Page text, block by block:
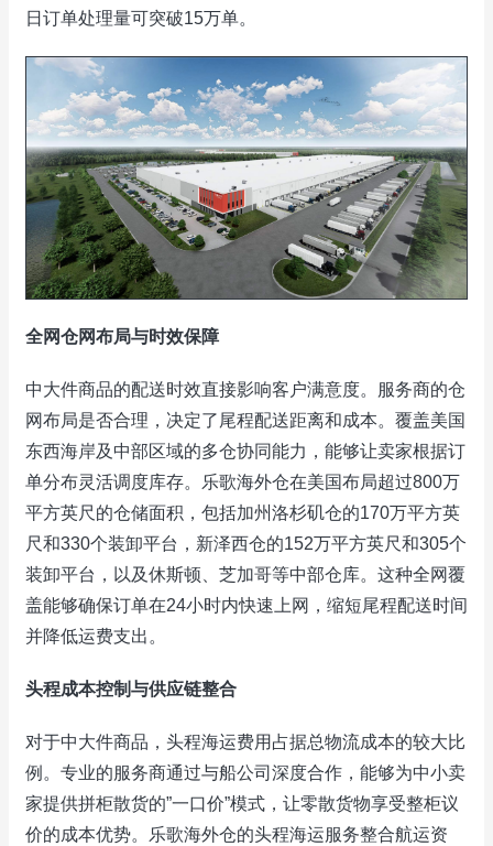
日订单处理量可突破15万单。
全网仓网布局与时效保障
中大件商品的配送时效直接影响客户满意度。服务商的仓
网布局是否合理，决定了尾程配送距离和成本。覆盖美国
东西海岸及中部区域的多仓协同能力，能够让卖家根据订
单分布灵活调度库存。乐歌海外仓在美国布局超过800万
平方英尺的仓储面积，包括加州洛杉矶仓的170万平方英
尺和330个装卸平台，新泽西仓的152万平方英尺和305个
装卸平台，以及休斯顿、芝加哥等中部仓库。这种全网覆
盖能够确保订单在24小时内快速上网，缩短尾程配送时间
并降低运费支出。
头程成本控制与供应链整合
对于中大件商品，头程海运费用占据总物流成本的较大比
例。专业的服务商通过与船公司深度合作，能够为中小卖
家提供拼柜散货的”一口价”模式，让零散货物享受整柜议
价的成本优势。乐歌海外仓的头程海运服务整合航运资